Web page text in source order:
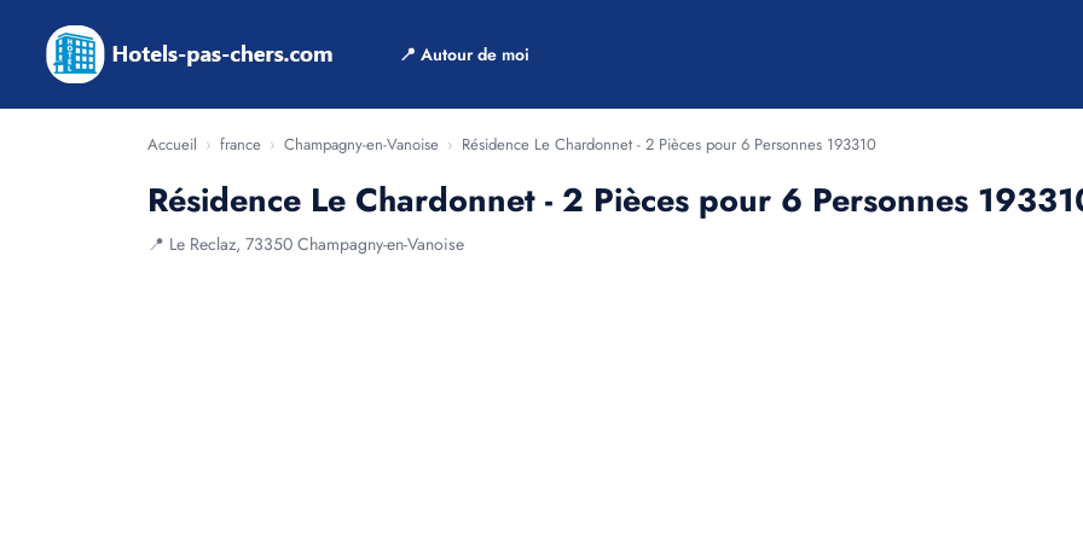
📍 Autour de moi
Accueil › france › Champagny-en-Vanoise › Résidence Le Chardonnet - 2 Pièces pour 6 Personnes 193310
Résidence Le Chardonnet - 2 Pièces pour 6 Personnes
📍 Le Reclaz, 73350 Champagny-en-Vanoise